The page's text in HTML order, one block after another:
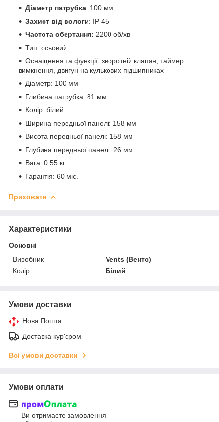
Діаметр патрубка: 100 мм
Захист від вологи: IP 45
Частота обертання: 2200 об/хв
Тип: осьовий
Оснащення та функції: зворотній клапан, таймер
вимкнення, двигун на кулькових підшипниках
Діаметр: 100 мм
Глибина патрубка: 81 мм
Колір: білий
Ширина передньої панелі: 158 мм
Висота передньої панелі: 158 мм
Глубина передньої панелі: 26 мм
Вага: 0.55 кг
Гарантія: 60 міс.
Приховати
Характеристики
Основні
Виробник
Vents (Вентс)
Колір
Білий
Умови доставки
Нова Пошта
Доставка кур'єром
Всі умови доставки
Умови оплати
Ви отримаєте замовлення